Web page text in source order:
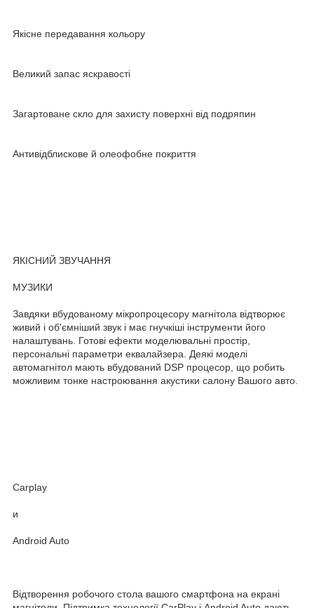
Якісне передавання кольору
Великий запас яскравості
Загартоване скло для захисту поверхні від подряпин
Антивідблискове й олеофобне покриття
ЯКІСНИЙ ЗВУЧАННЯ
МУЗИКИ
Завдяки вбудованому мікропроцесору магнітола відтворює
живий і об'ємніший звук і має гнучкіші інструменти його
налаштувань. Готові ефекти моделювальні простір,
персональні параметри еквалайзера. Деякі моделі
автомагнітол мають вбудований DSP процесор, що робить
можливим тонке настроювання акустики салону Вашого авто.
Carplay
и
Android Auto
Відтворення робочого стола вашого смартфона на екрані